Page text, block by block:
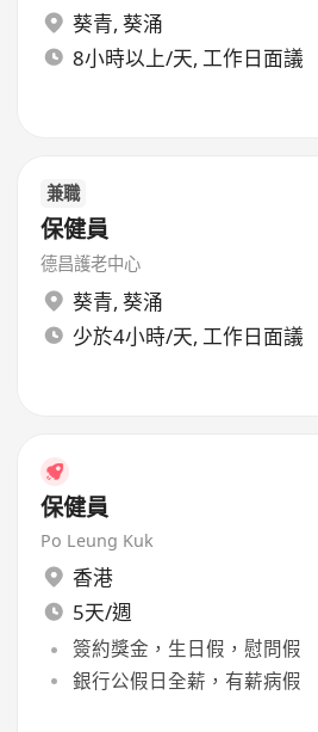
葵青, 葵涌
8小時以上/天, 工作日面議
兼職
保健員
德昌護老中心
葵青, 葵涌
少於4小時/天, 工作日面議
保健員
Po Leung Kuk
香港
5天/週
簽約獎金，生日假，慰問假
銀行公假日全薪，有薪病假